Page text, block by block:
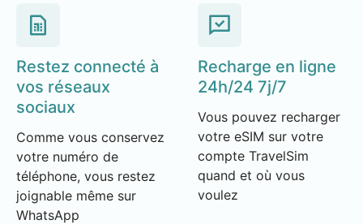
Restez connecté à
vos réseaux
sociaux
Comme vous conservez
votre numéro de
téléphone, vous restez
joignable même sur
WhatsApp
Recharge en ligne
24h/24 7j/7
Vous pouvez recharger
votre eSIM sur votre
compte TravelSim
quand et où vous
voulez